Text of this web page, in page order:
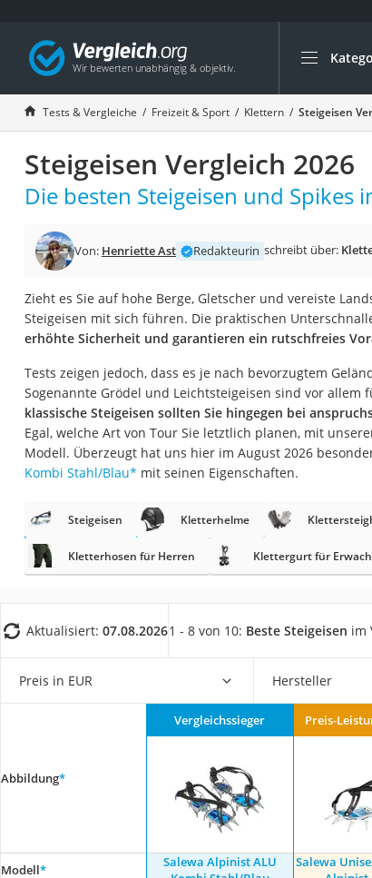
Die
Freizeit &
Trampolin
Eufab-
Trampolin
Aluminium-
Futterboot
E-Bike-
Reisetasche
Koffer
Faltschloss
Service
Tests & Vergleiche Freizeit & Sport Klettern Steigeisen
Steigeisen Vergleich 2026
Die besten Steigeisen und Spikes
Von: Henriette Ast Redakteurin schreibt über:
Zieht es Sie auf hohe Berge, Gletscher und vereiste
Steigeisen mit sich führen. Die praktischen
erhöhte Sicherheit und garantieren ein rutschfreies
Tests zeigen jedoch, dass es je nach bevorzugtem
Sogenannte Grödel und Leichtsteigeisen sind vor allem
klassische Steigeisen sollten Sie hingegen bei
Egal, welche Art von Tour Sie letztlich planen, mit
Modell. Überzeugt hat uns hier im August 2026
Kombi Stahl/Blau* mit seinen Eigenschaften.
Steigeisen Kletterhelme
Kletterhosen für Herren Klettergurt für
Aktualisiert: 07.08.20261 - 8 von 10: Beste Steigeisen im
Preis in EUR Hersteller
Abbildung*
Vergleichssieger Preis-
Modell*
Salewa Alpinist ALU
Salewa